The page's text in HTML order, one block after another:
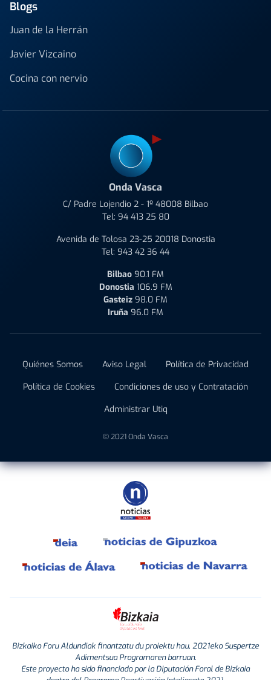
Blogs
Juan de la Herrán
Javier Vizcaino
Cocina con nervio
Onda Vasca
C/ Padre Lojendio 2 - 1º 48008 Bilbao
Tel: 94 413 25 80
Avenida de Tolosa 23-25 20018 Donostia
Tel: 943 42 36 44
Bilbao 90.1 FM
Donostia 106.9 FM
Gasteiz 98.0 FM
Iruña 96.0 FM
Quiénes Somos Aviso Legal
Política de Privacidad
Política de Cookies
Condiciones de uso y Contratación
Administrar Utiq
© 2021 Onda Vasca
Bizkaiko Foru Aldundiak finantzatu du proiektu hau, 2021eko Suspertze
Adimentsua Programaren barruan.
Este proyecto ha sido financiado por la Diputación Foral de Bizkaia